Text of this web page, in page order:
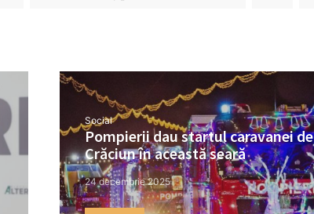
Social
Pompierii dau startul caravanei de
Crăciun în această seară
24 decembrie 2025